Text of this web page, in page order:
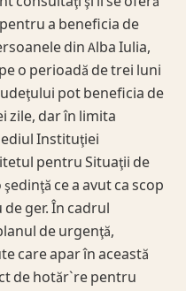
a beneficia de
din Alba Iulia,
o perioadă de trei luni
pot beneficia de
zile, dar în limita
Instituţiei
pentru Situaţii de
ce a avut ca scop
ger. În cadrul
de urgenţă,
care apar în această
de hotăr`re pentru